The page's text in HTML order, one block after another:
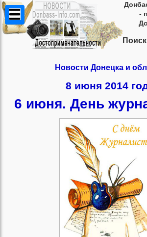
-
Новости Донецка и
8 июня 2014
6 июня. День